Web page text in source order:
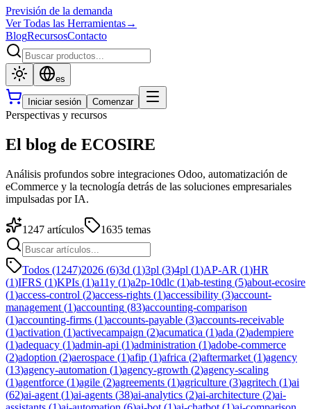
Previsión de la demanda
Ver Todas las Herramientas→
BlogRecursosContacto
es
Iniciar sesión Comenzar
Perspectivas y recursos
El blog de ECOSIRE
Análisis profundos sobre integraciones Odoo, automatización de
eCommerce y la tecnología detrás de las soluciones empresariales
impulsadas por IA.
1247 artículos 1635 temas
Todos (1247)2026 (6)3d (1)3pl (3)4pl (1)AP-AR (1)HR
(1)IFRS (1)KPIs (1)a11y (1)a2p-10dlc (1)ab-testing (5)about-ecosire
(1)access-control (2)access-rights (1)accessibility (3)account-
management (1)accounting (83)accounting-comparison
(1)accounting-firms (1)accounts-payable (3)accounts-receivable
(1)activation (1)activecampaign (2)acumatica (1)ada (2)adempiere
(1)adequacy (1)admin-api (1)administration (1)adobe-commerce
(2)adoption (2)aerospace (1)afip (1)africa (2)aftermarket (1)agency
(13)agency-automation (1)agency-growth (2)agency-scaling
(1)agentforce (1)agile (2)agreements (1)agriculture (3)agritech (1)ai
(62)ai-agent (1)ai-agents (38)ai-analytics (2)ai-architecture (2)ai-